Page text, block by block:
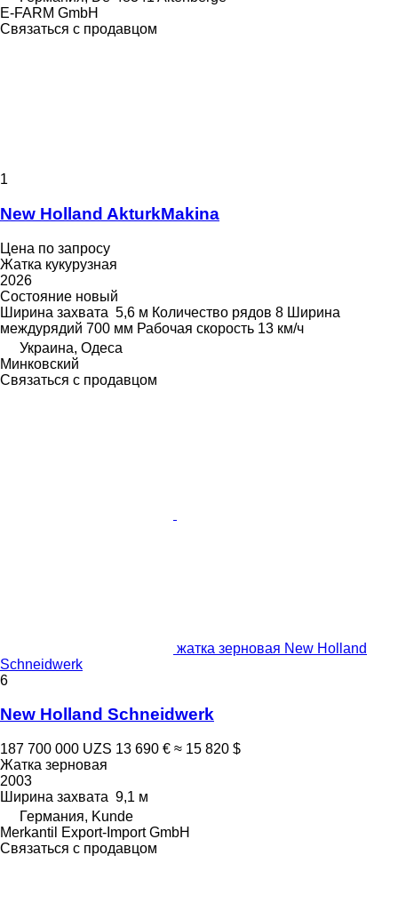
E-FARM GmbH
Связаться с продавцом
1
New Holland AkturkMakina
Цена по запросу
Жатка кукурузная
2026
Состояние новый
Ширина захвата 5,6 м Количество рядов 8 Ширина
междурядий 700 мм Рабочая скорость 13 км/ч
Украина, Одеса
Минковский
Связаться с продавцом
жатка зерновая New Holland
Schneidwerk
6
New Holland Schneidwerk
187 700 000 UZS 13 690 € ≈ 15 820 $
Жатка зерновая
2003
Ширина захвата 9,1 м
Германия, Kunde
Merkantil Export-Import GmbH
Связаться с продавцом